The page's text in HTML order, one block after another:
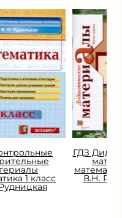
1 класс
ГДЗ
В.Н.